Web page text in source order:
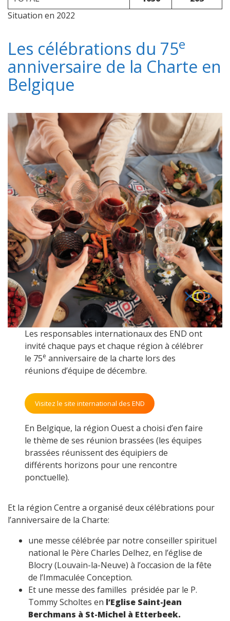
Situation en 2022
Les célébrations du 75e
anniversaire de la Charte en
Belgique
Les responsables internationaux des END ont
invité chaque pays et chaque région à célébrer
le 75e anniversaire de la charte lors des
réunions d’équipe de décembre.
Visitez le site international des END
En Belgique, la région Ouest a choisi d’en faire
le thème de ses réunion brassées (les équipes
brassées réunissent des équipiers de
différents horizons pour une rencontre
ponctuelle).
Et la région Centre a organisé deux célébrations pour
l’anniversaire de la Charte:
une messe célébrée par notre conseiller spirituel
national le Père Charles Delhez, en l’église de
Blocry (Louvain-la-Neuve) à l’occasion de la fête
de l’Immaculée Conception.
Et une messe des familles présidée par le P.
Tommy Scholtes en l’Eglise Saint-Jean
Berchmans à St-Michel à Etterbeek.